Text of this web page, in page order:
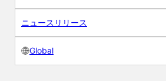
ニュースリリース
Global